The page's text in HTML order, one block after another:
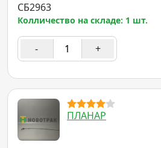
СБ2963
Колличество на складе: 1 шт.
- +
ПЛАНАР